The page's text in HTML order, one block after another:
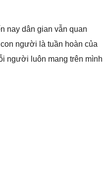
nay dân gian vẫn quan
người là tuần hoàn của
người luôn mang trên mình